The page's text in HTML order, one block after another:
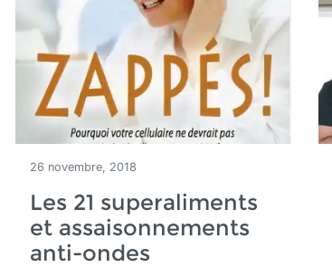
26 novembre, 2018
Les 21 superaliments
et assaisonnements
anti-ondes